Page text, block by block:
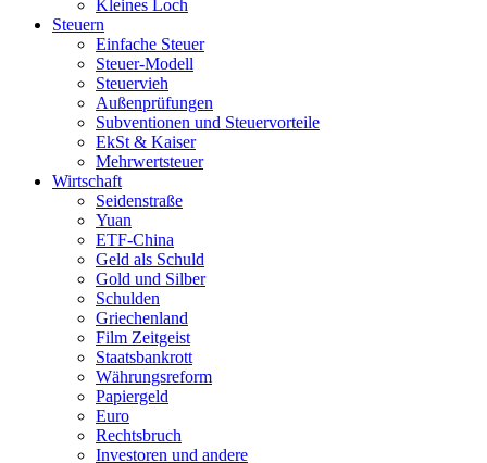
Kleines Loch
Steuern
Einfache Steuer
Steuer-Modell
Steuervieh
Außenprüfungen
Subventionen und Steuervorteile
EkSt & Kaiser
Mehrwertsteuer
Wirtschaft
Seidenstraße
Yuan
ETF-China
Geld als Schuld
Gold und Silber
Schulden
Griechenland
Film Zeitgeist
Staatsbankrott
Währungsreform
Papiergeld
Euro
Rechtsbruch
Investoren und andere